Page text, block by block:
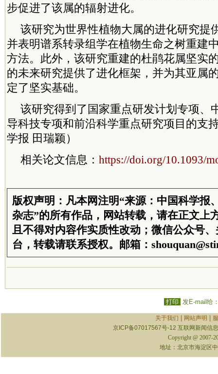
步促进了该属的辐射进化。
该研究为世界性植物大属的进化研究提
并表明谱系转录组学在植物生命之树重建
方法。此外，该研究重建的杜鹃花属坚实
的未来研究提供了进化框架，并为其亚属
定了坚实基础。
该研究得到了国家重点研发计划专项、
导科技专项和前沿科学重点研究项目的支
学报 田瑞颖）
相关论文信息： https://doi.org/10.1093/
版权声明：凡本网注明“来源：中国科学报
杂志”的所有作品，网站转载，请在正文上
且不得对内容作实质性改动；微信公众号
台，转载请联系授权。邮箱：
打印 发E-mail给
关于我们 网站声明
京ICP备07017567号-12 互联网新闻信
Copyright @ 2007-
地址：北京市海淀区